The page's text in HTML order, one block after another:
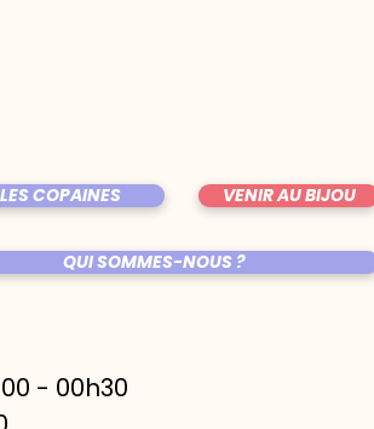
LES COPAINES VENIR AU BIJOU
QUI SOMMES-NOUS ?
- 00h30